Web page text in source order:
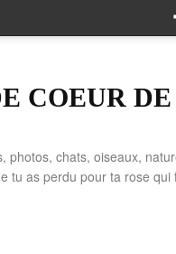
COEUR DE
photos, chats, oiseaux,
tu as perdu pour ta rose